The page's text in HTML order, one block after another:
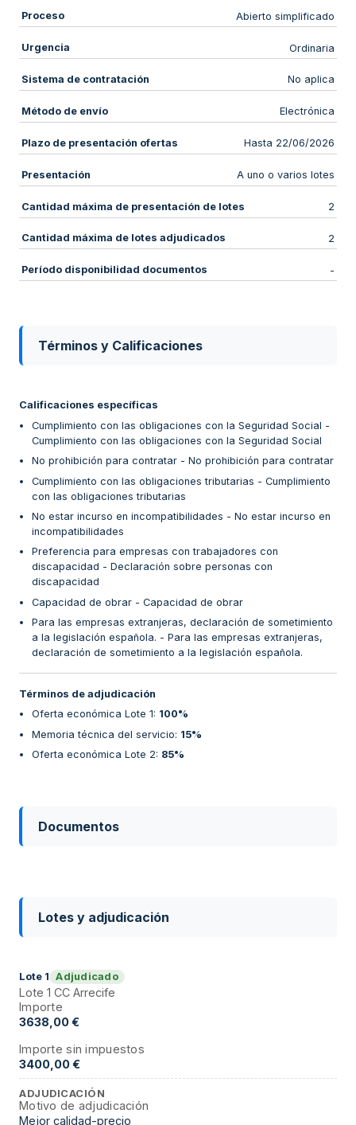
Proceso Abierto simplificado
Urgencia Ordinaria
Sistema de contratación No aplica
Método de envío Electrónica
Plazo de presentación ofertas Hasta 22/06/2026
Presentación A uno o varios lotes
Cantidad máxima de presentación de lotes 2
Cantidad máxima de lotes adjudicados 2
Período disponibilidad documentos -
Términos y Calificaciones
Calificaciones específicas
Cumplimiento con las obligaciones con la Seguridad Social -
Cumplimiento con las obligaciones con la Seguridad Social
No prohibición para contratar - No prohibición para contratar
Cumplimiento con las obligaciones tributarias - Cumplimiento
con las obligaciones tributarias
No estar incurso en incompatibilidades - No estar incurso en
incompatibilidades
Preferencia para empresas con trabajadores con
discapacidad - Declaración sobre personas con
discapacidad
Capacidad de obrar - Capacidad de obrar
Para las empresas extranjeras, declaración de sometimiento
a la legislación española. - Para las empresas extranjeras,
declaración de sometimiento a la legislación española.
Términos de adjudicación
Oferta económica Lote 1: 100%
Memoria técnica del servicio: 15%
Oferta económica Lote 2: 85%
Documentos
Lotes y adjudicación
Lote 1 Adjudicado
Lote 1 CC Arrecife
Importe
3638,00 €
Importe sin impuestos
3400,00 €
ADJUDICACIÓN
Motivo de adjudicación
Mejor calidad-precio